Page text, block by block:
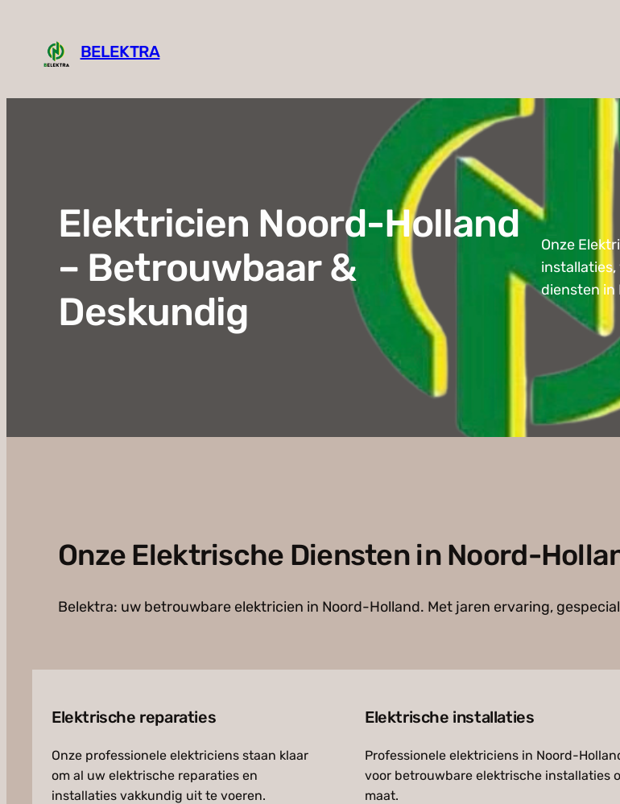
BELEKTRA
Elektricien Noord-Holland
– Betrouwbaar &
Deskundig
Onze
diensten in
Onze Elektrische Diensten in Noord-
Belektra: uw betrouwbare elektricien in Noord-Holland. Met jaren ervaring,
Elektrische reparaties
Onze professionele elektriciens staan klaar
om al uw elektrische reparaties en
installaties vakkundig uit te voeren.
Elektrische installaties
Professionele elektriciens in Noord-
voor betrouwbare elektrische installaties
maat.